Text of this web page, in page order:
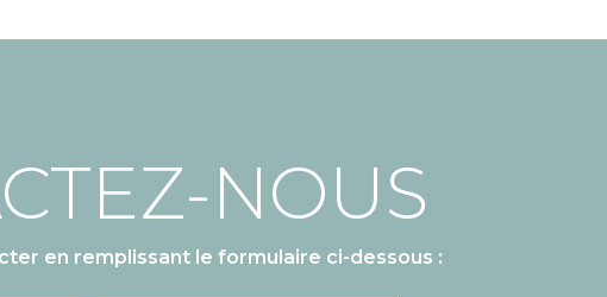
NOUS
en remplissant le formulaire ci-dessous :